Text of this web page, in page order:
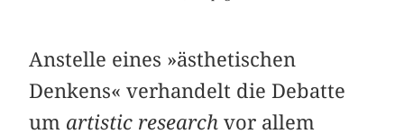
Anstelle eines »ästhetischen
Denkens« verhandelt die Debatte
um artistic research vor allem